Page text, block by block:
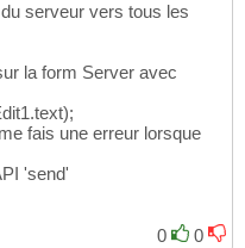
serveur vers tous les
la form Server avec
fais une erreur lorsque
'send'
0
0